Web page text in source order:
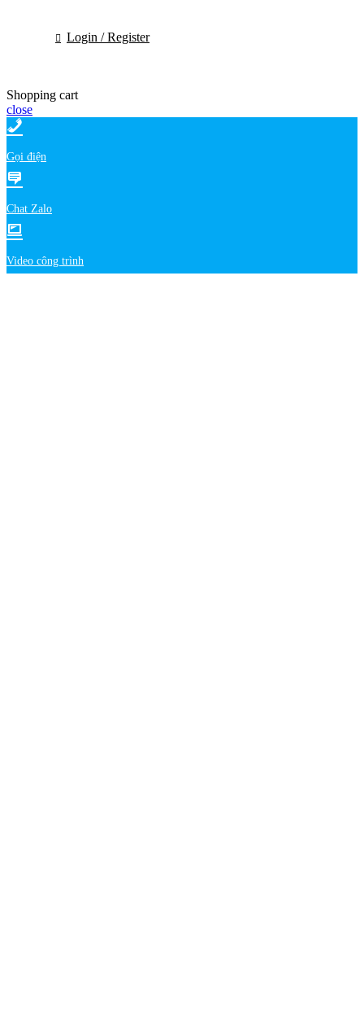
Login / Register
Shopping cart
close
Gọi điện
Chat Zalo
Video công trình